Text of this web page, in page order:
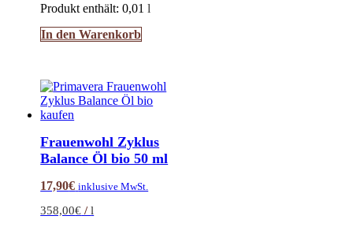
Produkt enthält: 0,01l
In den Warenkorb
Frauenwohl Zyklus
Balance Öl bio 50 ml
17,90€ inklusive MwSt.
358,00€ /l